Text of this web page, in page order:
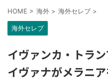
HOME > 海外 > 海外セレブ >
海外セレブ
イヴァンカ・トラ
イヴァナがメラニ